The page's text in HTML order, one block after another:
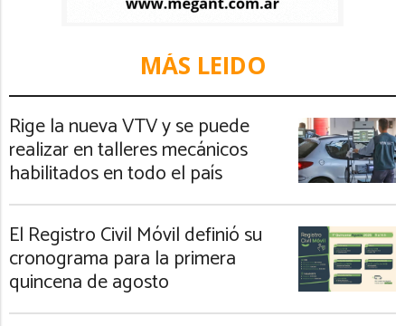
MÁS LEIDO
Rige la nueva VTV y se puede
realizar en talleres mecánicos
habilitados en todo el país
El Registro Civil Móvil definió su
cronograma para la primera
quincena de agosto